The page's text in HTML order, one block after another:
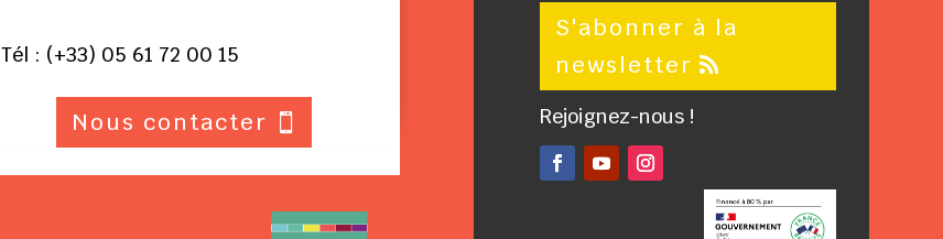
Tél : (+33) 05 61 72 00 15
Nous contacter
S'abonner à la
newsletter
Rejoignez-nous !
Instagram